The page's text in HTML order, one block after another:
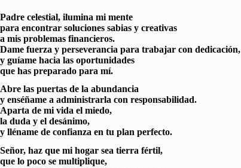
Padre celestial, ilumina mi mente
para encontrar soluciones sabias y creativas
a mis problemas financieros.
Dame fuerza y perseverancia para trabajar con dedicación,
y guíame hacia las oportunidades
que has preparado para mí.
Abre las puertas de la abundancia
y enséñame a administrarla con responsabilidad.
Aparta de mi vida el miedo,
la duda y el desánimo,
y lléname de confianza en tu plan perfecto.
Señor, haz que mi hogar sea tierra fértil,
que lo poco se multiplique,